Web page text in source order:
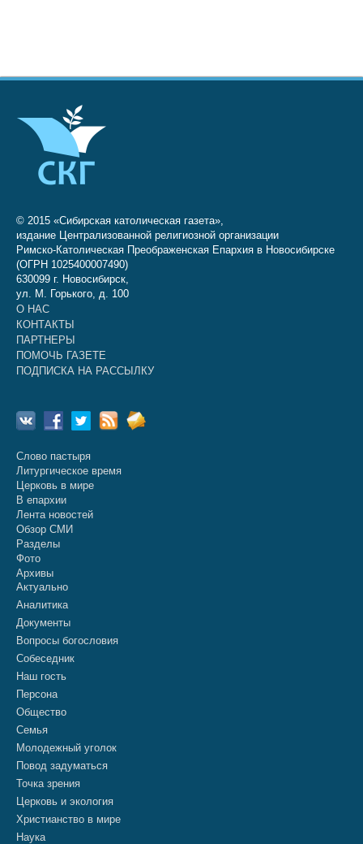
© 2015 «Сибирская католическая газета»,
издание Централизованной религиозной организации
Римско-Католическая Преображенская Епархия в Новосибирске
(ОГРН 1025400007490)
630099 г. Новосибирск,
ул. М. Горького, д. 100
О НАС
КОНТАКТЫ
ПАРТНЕРЫ
ПОМОЧЬ ГАЗЕТЕ
ПОДПИСКА НА РАССЫЛКУ
Слово пастыря
Литургическое время
Церковь в мире
В епархии
Лента новостей
Обзор СМИ
Разделы
Фото
Архивы
Актуально
Аналитика
Документы
Вопросы богословия
Собеседник
Наш гость
Персона
Общество
Семья
Молодежный уголок
Повод задуматься
Точка зрения
Церковь и экология
Христианство в мире
Наука